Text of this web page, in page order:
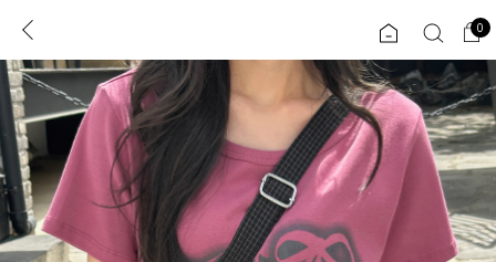
로그인 0
ENG
TW
콘텐츠 리뷰 & 혜택 플러스핏 회원혜택
CATEGORY COMMUNITY
0